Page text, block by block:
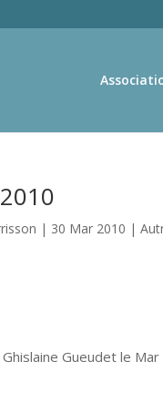
| 30 Mar 2010 |
Gueudet le